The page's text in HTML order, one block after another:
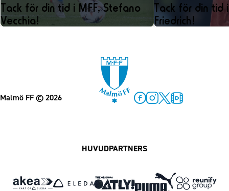
Tack för din tid i MFF, Stefano
Vecchia!
Tack för din tid
Friedrich!
Malmö FF© 2026
HUVUDPARTNERS